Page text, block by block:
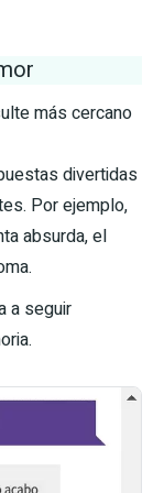
más cercano
divertidas
Por ejemplo,
absurda, el
a seguir